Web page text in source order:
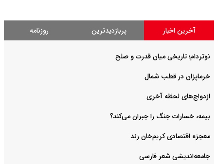
آخرین اخبار پربازدیدترین روزنامه
نوتردام؛ تاریخی میان قدرت و صلح‌
خرماپزان در قطب شمال
ازدواج‌های لحظه آخری
بیمه، خسارات جنگ را جبران می‌کند؟
معجزه اقتصادی کریم‌خان زند
جامعه‌اندیشی شعر فارسی